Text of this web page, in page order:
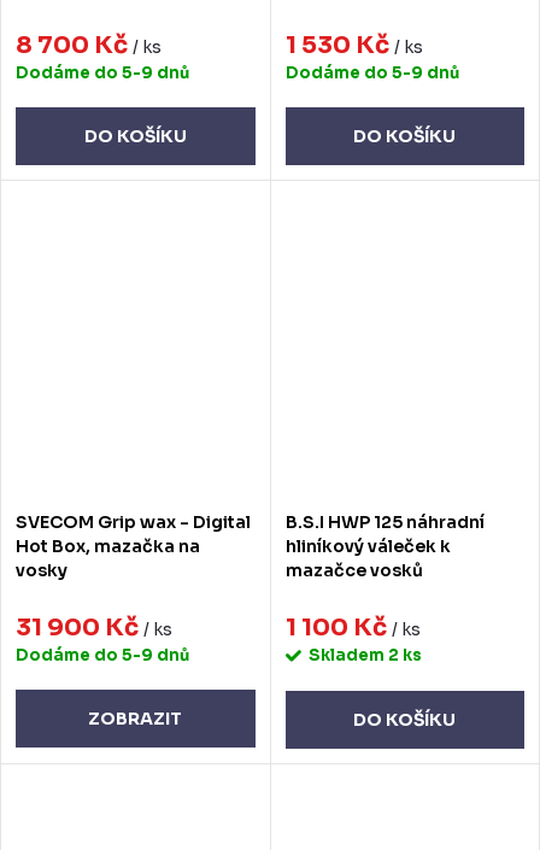
8 700 Kč / ks
Dodáme do 5-9 dnů
DO KOŠÍKU
1 530 Kč / ks
Dodáme do 5-9 dnů
DO KOŠÍKU
SVECOM Grip wax - Digital
Hot Box, mazačka na
vosky
31 900 Kč / ks
Dodáme do 5-9 dnů
ZOBRAZIT
B.S.I HWP 125 náhradní
hliníkový váleček k
mazačce vosků
1 100 Kč / ks
Skladem 2 ks
DO KOŠÍKU